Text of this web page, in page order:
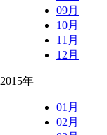
09月
10月
11月
12月
2015年
01月
02月